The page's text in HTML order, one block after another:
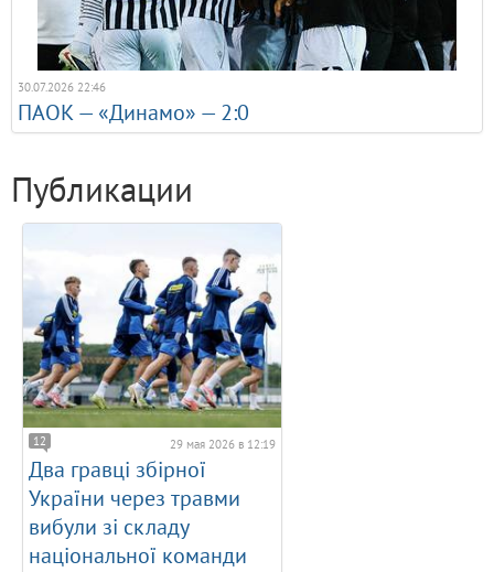
30.07.2026 22:46
ПАОК — «Динамо» — 2:0
Публикации
12 29 мая 2026 в 12:19
Два гравці збірної
України через травми
вибули зі складу
національної команди